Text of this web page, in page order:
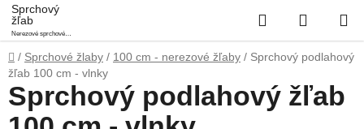
Prejsť
na
obsah
Sprchový
žľab
Nerezové sprchové
podlahové žľaby
Hľadať
KOŠÍK
Domov
/ Sprchové žlaby / 100 cm - nerezové žľaby / Sprchový podlahový
žľab 100 cm - vlnky
Sprchový podlahový žľab